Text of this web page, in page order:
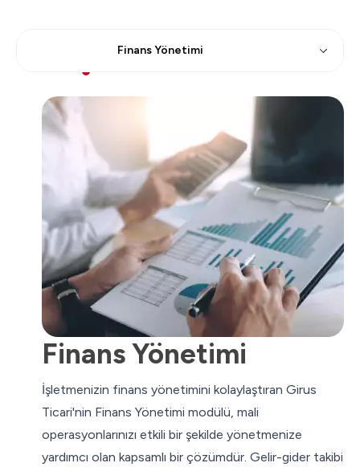
Finans Yönetimi
Finans Yönetimi
İşletmenizin finans yönetimini kolaylaştıran Girus
Ticari'nin Finans Yönetimi modülü, mali
operasyonlarınızı etkili bir şekilde yönetmenize
yardımcı olan kapsamlı bir çözümdür. Gelir-gider takibi